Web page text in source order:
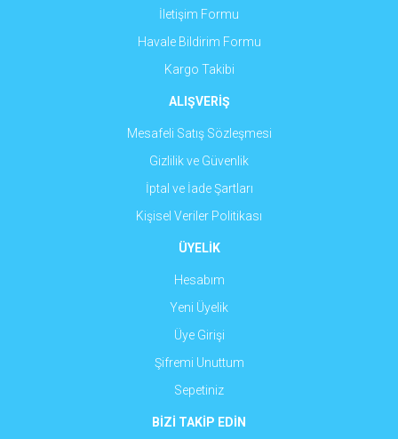
İletişim Formu
Havale Bildirim Formu
Kargo Takibi
ALIŞVERİŞ
Mesafeli Satış Sözleşmesi
Gizlilik ve Güvenlik
İptal ve İade Şartları
Kişisel Veriler Politikası
ÜYELİK
Hesabım
Yeni Üyelik
Üye Girişi
Şifremi Unuttum
Sepetiniz
BİZİ TAKİP EDİN